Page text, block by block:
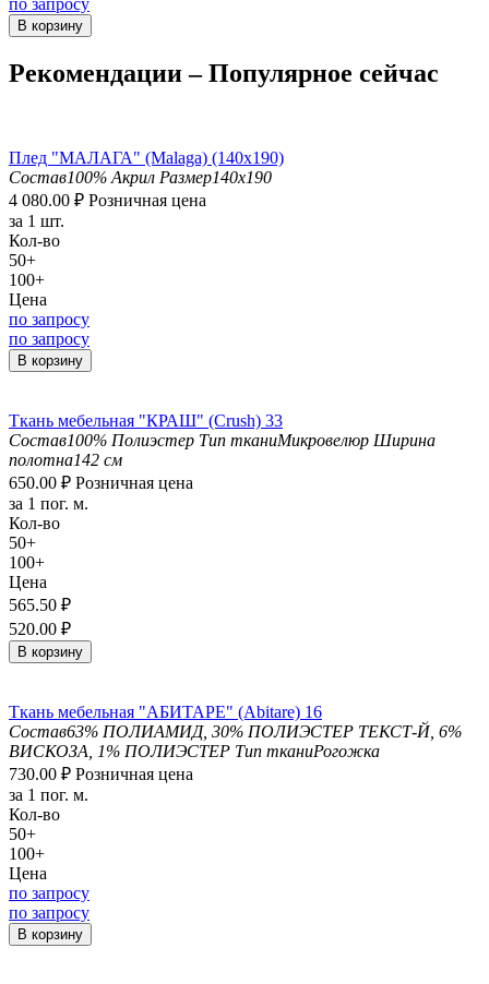
В корзину
Рекомендации – Популярное сейчас
Плед "МАЛАГА" (Malaga) (140х190)
Состав100% Акрил Размер140x190
4 080.00 ₽ Розничная цена
за 1 шт.
Кол-во
50+
100+
Цена
по запросу
по запросу
В корзину
Ткань мебельная "КРАШ" (Crush) 33
Состав100% Полиэстер Тип тканиМикровелюр Ширина
полотна142 см
650.00 ₽ Розничная цена
за 1 пог. м.
Кол-во
50+
100+
Цена
565.50 ₽
520.00 ₽
В корзину
Ткань мебельная "АБИТАРЕ" (Abitare) 16
Состав63% ПОЛИАМИД, 30% ПОЛИЭСТЕР ТЕКСТ-Й, 6%
ВИСКОЗА, 1% ПОЛИЭСТЕР Тип тканиРогожка
730.00 ₽ Розничная цена
за 1 пог. м.
Кол-во
50+
100+
Цена
по запросу
по запросу
В корзину